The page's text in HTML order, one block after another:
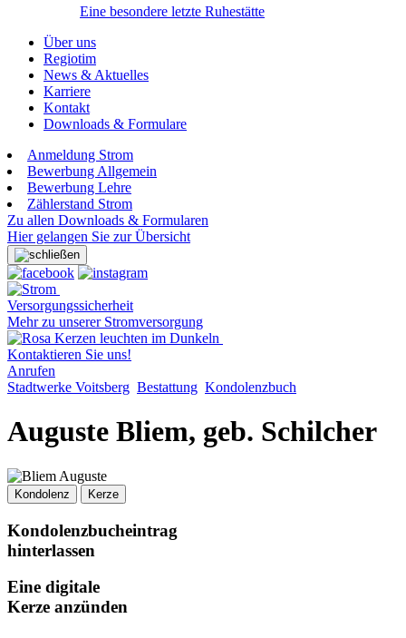
Eine besondere letzte Ruhestätte
Über uns
Regiotim
News & Aktuelles
Karriere
Kontakt
Downloads & Formulare
Anmeldung Strom
Bewerbung Allgemein
Bewerbung Lehre
Zählerstand Strom
Zu allen Downloads & Formularen
Hier gelangen Sie zur Übersicht
Versorgungssicherheit
Mehr zu unserer Stromversorgung
Kontaktieren Sie uns!
Anrufen
Stadtwerke Voitsberg Bestattung Kondolenzbuch
Auguste Bliem, geb. Schilcher
Kondolenz Kerze
Kondolenzbucheintrag
hinterlassen
Eine digitale
Kerze anzünden